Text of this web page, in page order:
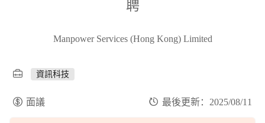
聘
Manpower Services (Hong Kong) Limited
資訊科技
面議 最後更新：2025/08/11